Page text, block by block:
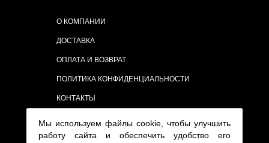
О КОМПАНИИ
ДОСТАВКА
ОПЛАТА И ВОЗВРАТ
ПОЛИТИКА КОНФИДЕНЦИАЛЬНОСТИ
КОНТАКТЫ
Мы используем файлы cookie, чтобы улучшить
работу сайта и обеспечить удобство его